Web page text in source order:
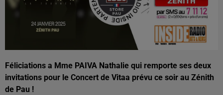
Féliciations a Mme PAIVA Nathalie qui remporte ses deux
invitations pour le Concert de Vitaa prévu ce soir au Zénith
de Pau !